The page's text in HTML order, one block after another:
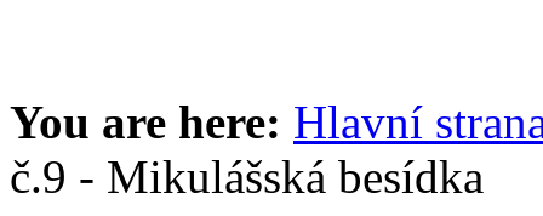
You are here: Hlavní
č.9 - Mikulášská besídka